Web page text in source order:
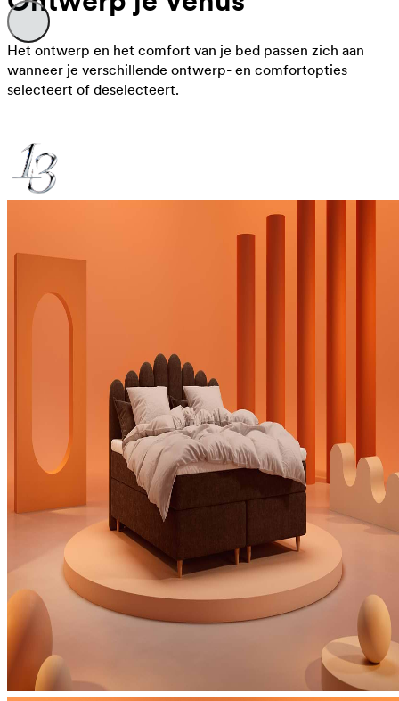
Het ontwerp en het comfort van je bed passen zich aan
wanneer je verschillende ontwerp- en comfortopties
selecteert of deselecteert.